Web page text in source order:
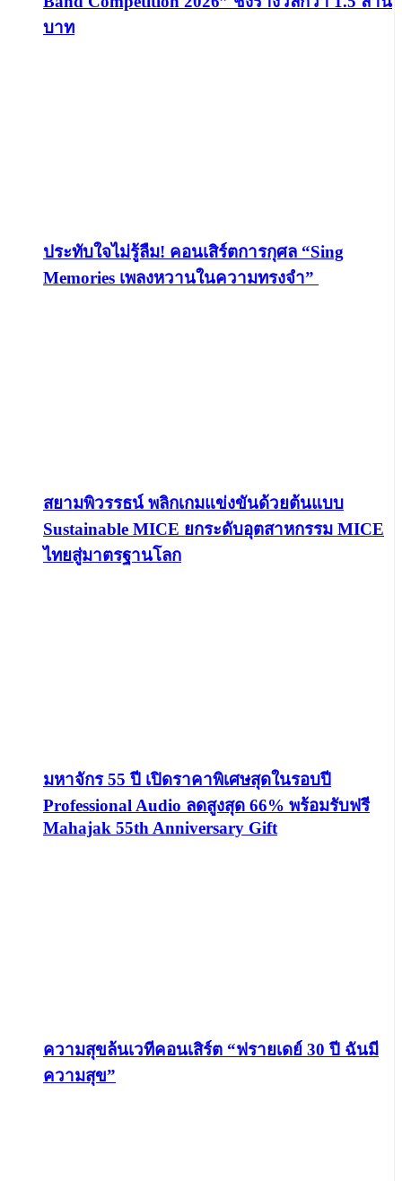
บาท
ประทับใจไม่รู้ลืม! คอนเสิร์ตการกุศล “Sing
Memories เพลงหวานในความทรงจำ”
สยามพิวรรธน์ พลิกเกมแข่งขันด้วยต้นแบบ
Sustainable MICE ยกระดับอุตสาหกรรม MICE
ไทยสู่มาตรฐานโลก
มหาจักร 55 ปี เปิดราคาพิเศษสุดในรอบปี
Professional Audio ลดสูงสุด 66% พร้อมรับฟรี
Mahajak 55th Anniversary Gift
ความสุขล้นเวทีคอนเสิร์ต “ฟรายเดย์ 30 ปี ฉันมี
ความสุข”